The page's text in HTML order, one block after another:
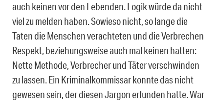
auch keinen vor den Lebenden. Logik würde da nicht
viel zu melden haben. Sowieso nicht, so lange die
Taten die Menschen verachteten und die Verbrechen
Respekt, beziehungsweise auch mal keinen hatten:
Nette Methode, Verbrecher und Täter verschwinden
zu lassen. Ein Kriminalkommissar konnte das nicht
gewesen sein, der diesen Jargon erfunden hatte. War